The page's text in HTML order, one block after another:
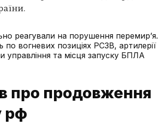
реагували на порушення перемир’я.
по вогневих позиціях РСЗВ, артилерії
управління та місця запуску БПЛА
про продовження
рф